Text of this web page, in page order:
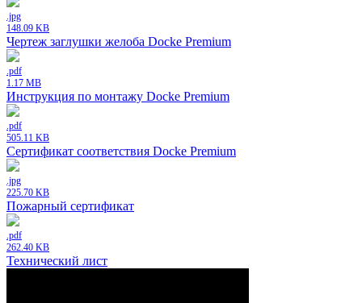
.jpg
148.09 KB
Чертеж заглушки желоба Docke Premium
.pdf
1.17 MB
Инструкция по монтажу Docke Premium
.pdf
505.11 KB
Сертификат соответствия Docke Premium
.jpg
225.70 KB
Пожарный сертификат
.pdf
262.40 KB
Технический лист